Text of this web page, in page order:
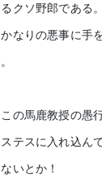
クソ野郎である。
なりの悪事に手
の馬鹿教授の愚
テスに入れ込ん
いとか！